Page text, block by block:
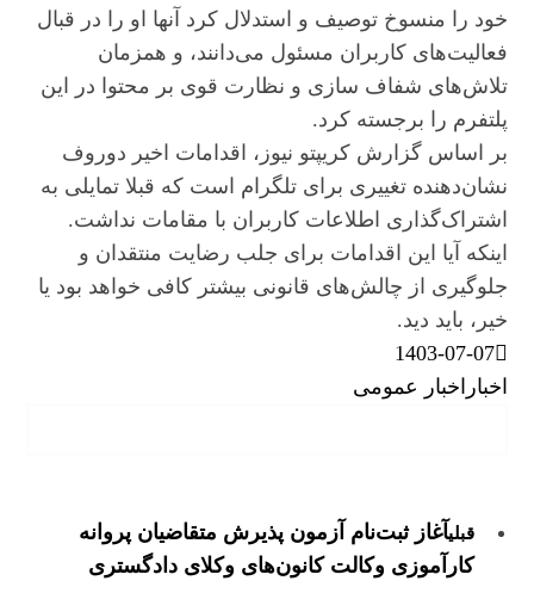
خود را منسوخ توصیف و استدلال کرد آنها او را در قبال
فعالیت‌های کاربران مسئول می‌دانند، و همزمان
تلاش‌های شفاف سازی و نظارت قوی بر محتوا در این
پلتفرم را برجسته کرد.
بر اساس گزارش کریپتو نیوز، اقدامات اخیر دوروف
نشان‌دهنده تغییری برای تلگرام است که قبلا تمایلی به
اشتراک‌گذاری اطلاعات کاربران با مقامات نداشت.
اینکه آیا این اقدامات برای جلب رضایت منتقدان و
جلوگیری از چالش‌های قانونی بیشتر کافی خواهد بود یا
خیر، باید دید.
1403-07-07
اخبار اخبار عمومی
قبلیآغاز ثبت‌نام آزمون پذیرش متقاضیان پروانه
کارآموزی وکالت کانون‌های وکلای دادگستری